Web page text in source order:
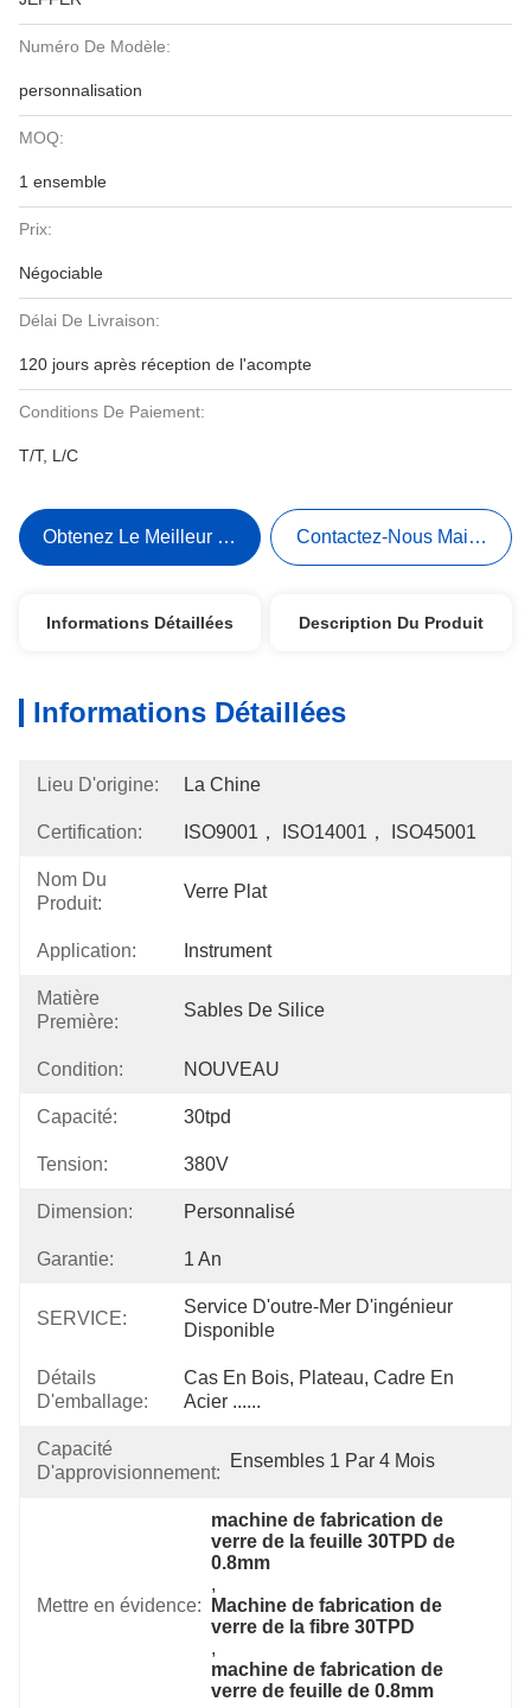
Numéro De Modèle:
personnalisation
MOQ:
1 ensemble
Prix:
Négociable
Délai De Livraison:
120 jours après réception de l'acompte
Conditions De Paiement:
T/T, L/C
Obtenez Le Meilleur Prix Contactez-Nous Maintenant
Informations Détaillées Description Du Produit
Informations Détaillées
Lieu D'origine: La Chine
Certification: ISO9001， ISO14001， ISO45001
Nom Du
Produit:
Verre Plat
Application: Instrument
Matière
Première:
Sables De Silice
Condition: NOUVEAU
Capacité: 30tpd
Tension: 380V
Dimension: Personnalisé
Garantie: 1 An
SERVICE:
Service D'outre-Mer D'ingénieur
Disponible
Détails
D'emballage:
Cas En Bois, Plateau, Cadre En
Acier ......
Capacité
D'approvisionnement:
Ensembles 1 Par 4 Mois
Mettre en évidence:
machine de fabrication de
verre de la feuille 30TPD de
0.8mm
,
Machine de fabrication de
verre de la fibre 30TPD
,
machine de fabrication de
verre de feuille de 0.8mm